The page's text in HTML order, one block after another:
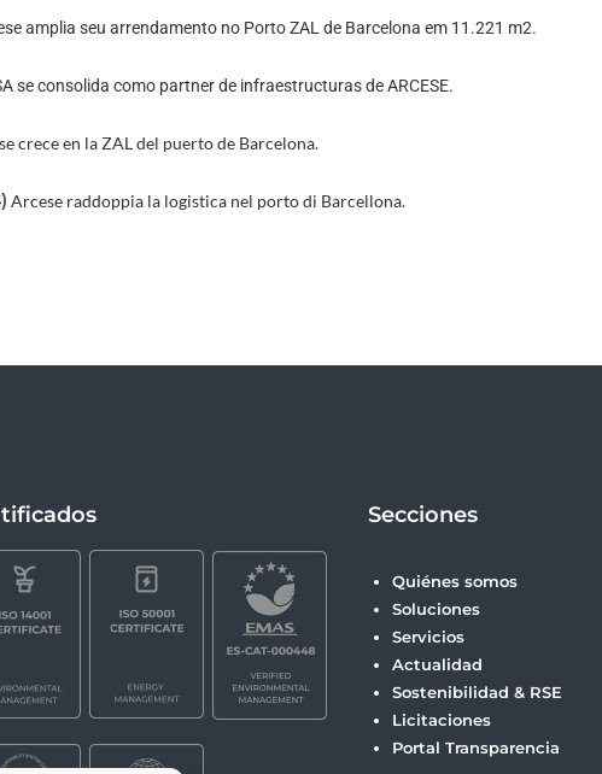
amplia seu arrendamento no Porto ZAL de Barcelona em 11.221 m2.
se consolida como partner de infraestructuras de ARCESE.
crece en la ZAL del puerto de Barcelona.
Arcese raddoppia la logistica nel porto di Barcellona.
Secciones
Quiénes somos
Soluciones
Servicios
Actualidad
Sostenibilidad & RSE
Licitaciones
Portal Transparencia